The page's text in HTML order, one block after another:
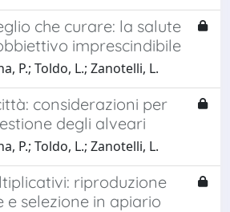
che curare: la salute
imprescindibile
P.; Toldo, L.; Zanotelli, L.
considerazioni per
degli alveari
P.; Toldo, L.; Zanotelli, L.
riproduzione
e selezione in apiario